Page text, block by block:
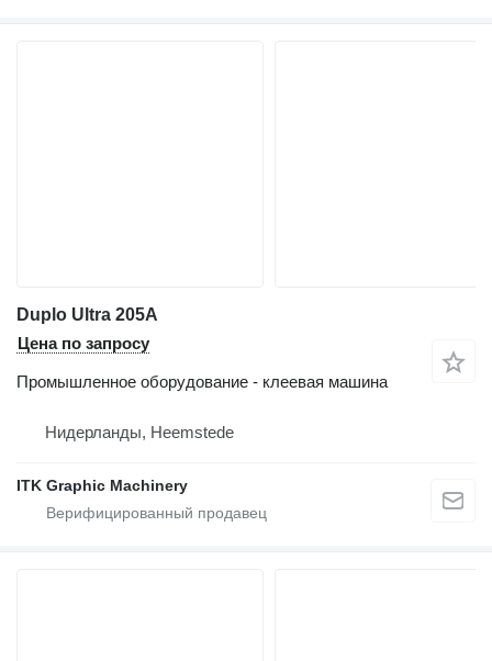
Duplo Ultra 205A
Цена по запросу
Промышленное оборудование - клеевая машина
Нидерланды, Heemstede
ITK Graphic Machinery